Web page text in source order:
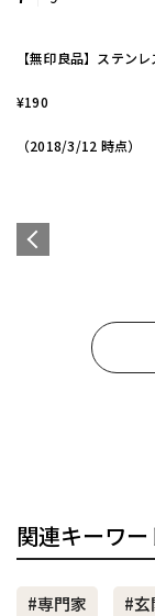
【無印良品】ステ
¥190
（2018/3/12 時点）
関連キーワー
#専門家 #玄